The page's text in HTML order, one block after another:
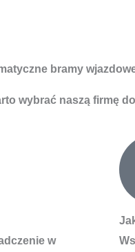
bramy
wybrać naszą firmę
w